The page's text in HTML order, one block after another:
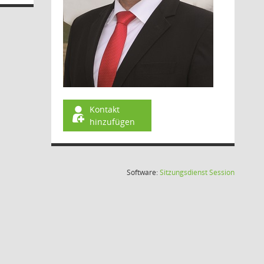
Kontakt
hinzufügen
Software:SitzungsdienstSession(Wird in